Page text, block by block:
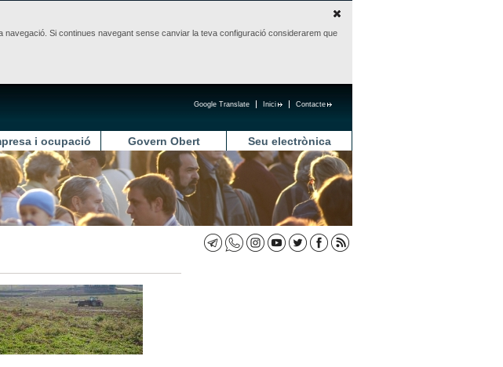
Si continues navegant sense canviar la teva configuració considerarem que
Contacte
Inici
Google Translate
i ocupació Govern Obert Seu electrònica